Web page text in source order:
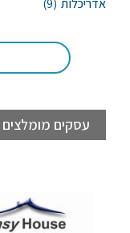
עסקים מומלצים